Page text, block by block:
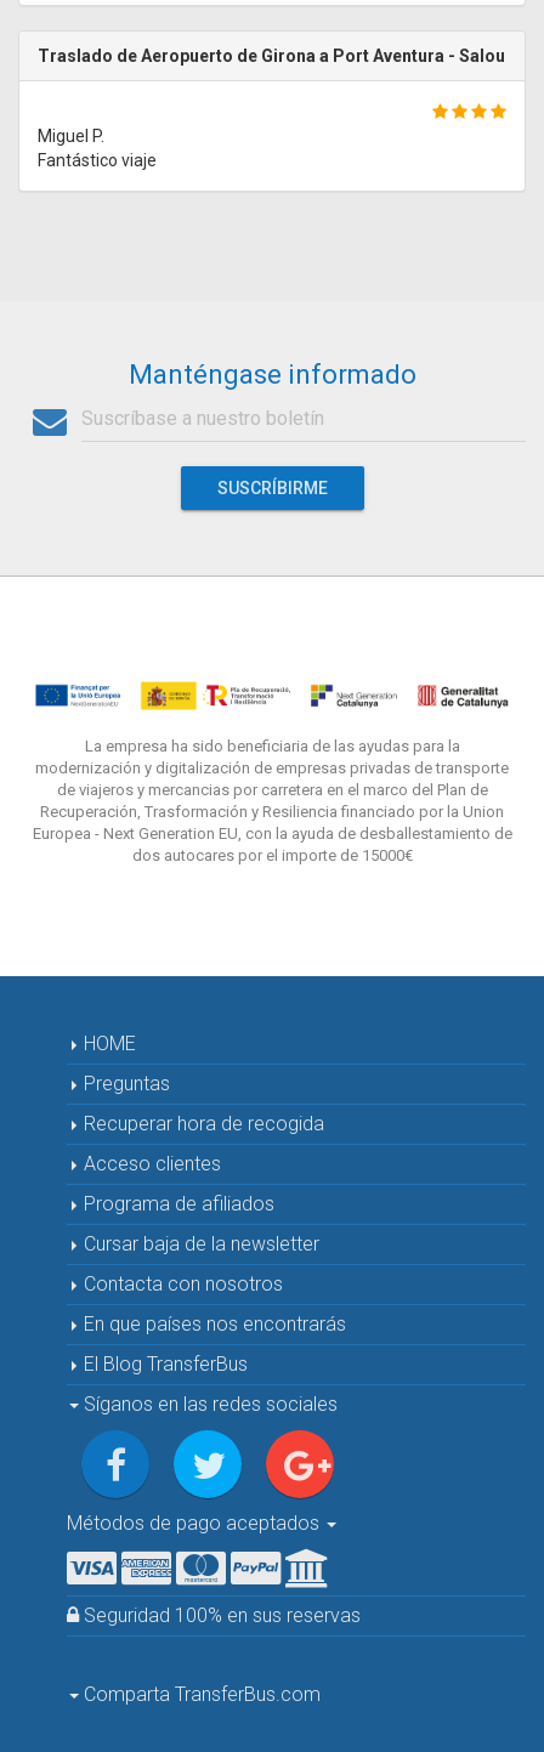
Traslado de Aeropuerto de Girona a Port Aventura - Salou
Miguel P.
Fantástico viaje
Manténgase informado
SUSCRÍBIRME
La empresa ha sido beneficiaria de las ayudas para la
modernización y digitalización de empresas privadas de transporte
de viajeros y mercancias por carretera en el marco del Plan de
Recuperación, Trasformación y Resiliencia financiado por la Union
Europea - Next Generation EU, con la ayuda de desballestamiento de
dos autocares por el importe de 15000€
HOME
Preguntas
Recuperar hora de recogida
Acceso clientes
Programa de afiliados
Cursar baja de la newsletter
Contacta con nosotros
En que países nos encontrarás
El Blog TransferBus
Síganos en las redes sociales
Métodos de pago aceptados
Seguridad 100% en sus reservas
Comparta TransferBus.com